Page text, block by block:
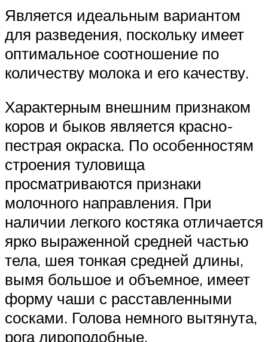
Является идеальным вариантом
для разведения, поскольку имеет
оптимальное соотношение по
количеству молока и его качеству.
Характерным внешним признаком
коров и быков является красно-
пестрая окраска. По особенностям
строения туловища
просматриваются признаки
молочного направления. При
наличии легкого костяка отличается
ярко выраженной средней частью
тела, шея тонкая средней длины,
вымя большое и объемное, имеет
форму чаши с расставленными
сосками. Голова немного вытянута,
рога лироподобные.